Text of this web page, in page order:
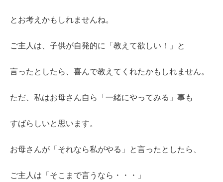
とお考えかもしれませんね。
ご主人は、子供が自発的に「教えて欲しい！」と
言ったとしたら、喜んで教えてくれたかもしれません。
ただ、私はお母さん自ら「一緒にやってみる」事も
すばらしいと思います。
お母さんが「それなら私がやる」と言ったとしたら、
ご主人は「そこまで言うなら・・・」